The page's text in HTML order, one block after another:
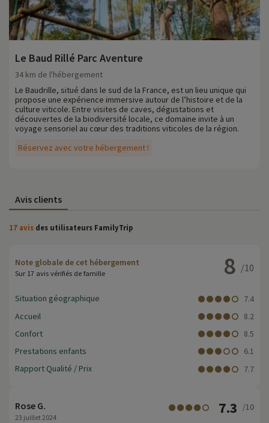
Le Baud Rillé Parc Aventure
Réservez avec votre hébergement !
34 km de l'hébergement
Le Baudrille, situé dans le sud de la France, est un lieu unique qui
propose une expérience immersive autour de l’histoire et de la
culture viticole. Entre visites de caves, dégustations et
découvertes de la biodiversité locale, ce domaine invite à un
voyage sensoriel au cœur des traditions viticoles de la région.
Avis clients
17 avis des utilisateurs FamilyTrip
Note globale de cet hébergement
Sur 17 avis vérifiés de famille 8 /10
Situation géographique
7.4
Accueil
8.2
Confort
8.5
Prestations enfants
6.1
Rapport Qualité / Prix
7.7
Rose G.
23 juillet 2024
7.3 /10